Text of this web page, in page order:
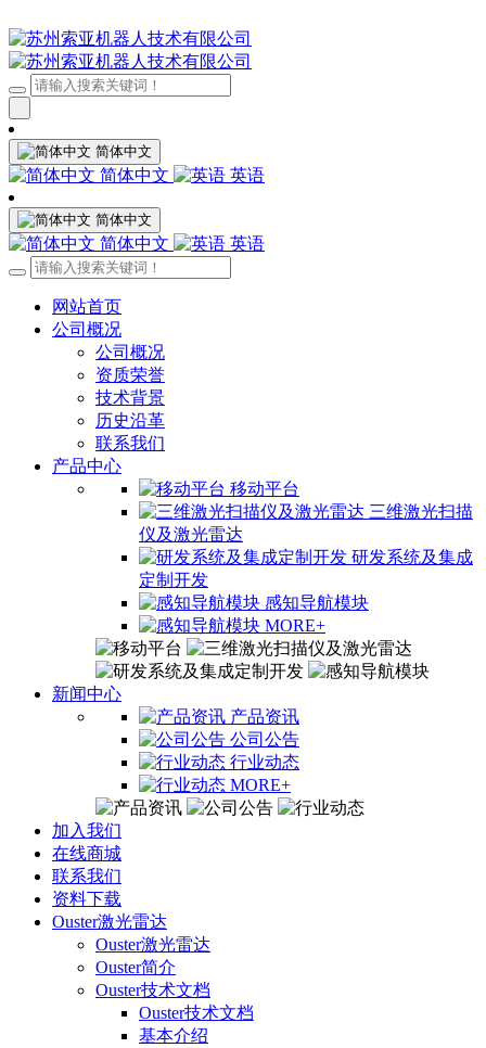
简体中文
简体中文 英语
简体中文
简体中文 英语
网站首页
公司概况
公司概况
资质荣誉
技术背景
历史沿革
联系我们
产品中心
移动平台
三维激光扫描
仪及激光雷达
研发系统及集成
定制开发
感知导航模块
MORE+
新闻中心
产品资讯
公司公告
行业动态
MORE+
加入我们
在线商城
联系我们
资料下载
Ouster激光雷达
Ouster激光雷达
Ouster简介
Ouster技术文档
Ouster技术文档
基本介绍